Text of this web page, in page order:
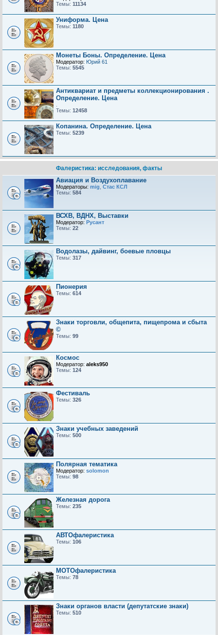
Темы: 11134
Униформа. Цена
Темы: 1180
Монеты Боны. Определение. Цена
Модератор: Юрий 61
Темы: 5545
Антиквариат и предметы коллекционирования .
Определение. Цена
Темы: 12458
Копанина. Определение. Цена
Темы: 5239
Фалеристика: исследования, факты
Авиация и Воздухоплавание
Модераторы: mig Стас КСЛ
Темы: 584
ВСХВ, ВДНХ, Выставки
Модератор: Русант
Темы: 22
Водолазы, дайвинг, боевые пловцы
Темы: 317
Пионерия
Темы: 614
Знаки торговли, общепита, пищепрома и сбыта
©
Темы: 99
Космос
Модератор: aleks950
Темы: 124
Фестиваль
Темы: 326
Знаки учебных заведений
Темы: 500
Полярная тематика
Модератор: solomon
Темы: 98
Железная дорога
Темы: 235
АВТОфалеристика
Темы: 106
МОТОфалеристика
Темы: 78
Знаки органов власти (депутатские знаки)
Темы: 510